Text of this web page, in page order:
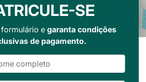
SE
e garanta condições
de pagamento.